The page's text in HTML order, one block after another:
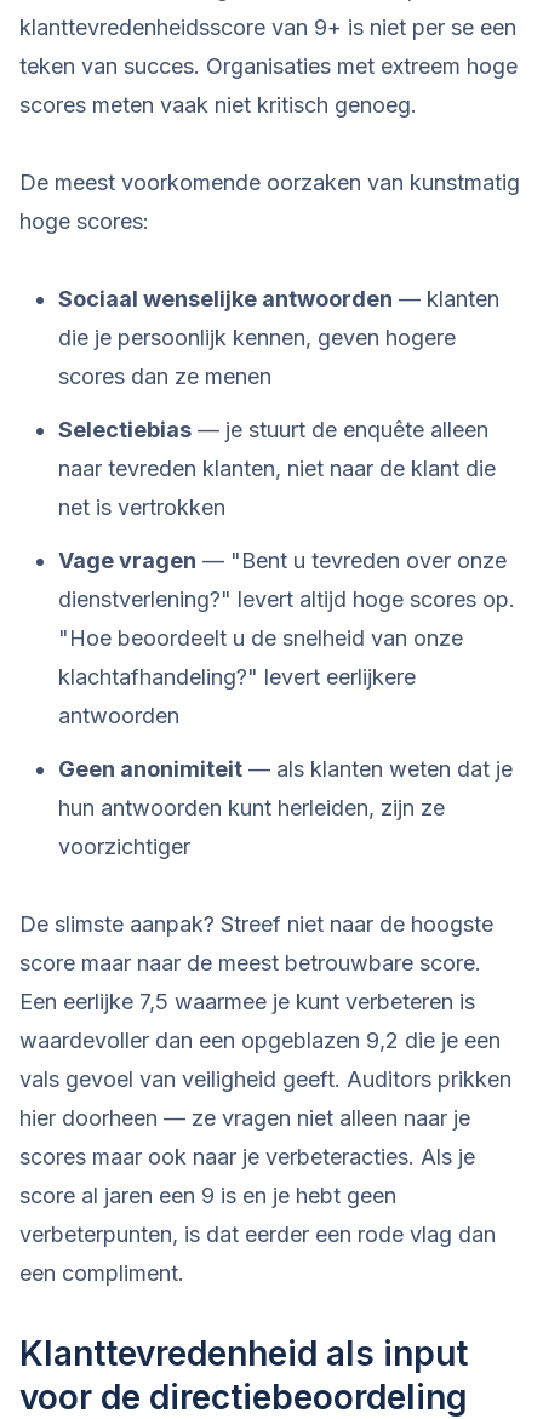
klanttevredenheidsscore van 9+ is niet per se een
teken van succes. Organisaties met extreem hoge
scores meten vaak niet kritisch genoeg.
De meest voorkomende oorzaken van kunstmatig
hoge scores:
Sociaal wenselijke antwoorden — klanten
die je persoonlijk kennen, geven hogere
scores dan ze menen
Selectiebias — je stuurt de enquête alleen
naar tevreden klanten, niet naar de klant die
net is vertrokken
Vage vragen — "Bent u tevreden over onze
dienstverlening?" levert altijd hoge scores op.
"Hoe beoordeelt u de snelheid van onze
klachtafhandeling?" levert eerlijkere
antwoorden
Geen anonimiteit — als klanten weten dat je
hun antwoorden kunt herleiden, zijn ze
voorzichtiger
De slimste aanpak? Streef niet naar de hoogste
score maar naar de meest betrouwbare score.
Een eerlijke 7,5 waarmee je kunt verbeteren is
waardevoller dan een opgeblazen 9,2 die je een
vals gevoel van veiligheid geeft. Auditors prikken
hier doorheen — ze vragen niet alleen naar je
scores maar ook naar je verbeteracties. Als je
score al jaren een 9 is en je hebt geen
verbeterpunten, is dat eerder een rode vlag dan
een compliment.
Klanttevredenheid als input
voor de directiebeoordeling